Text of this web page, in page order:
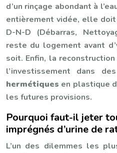
d’un rinçage abondant à
entièrement vidée, elle
D-N-D (Débarras,
reste du logement avant
soit. Enfin, la
l’investissement dans des
hermétiques en plastique
les futures provisions.
Pourquoi faut-il jeter
imprégnés d’urine de
L’un des dilemmes les